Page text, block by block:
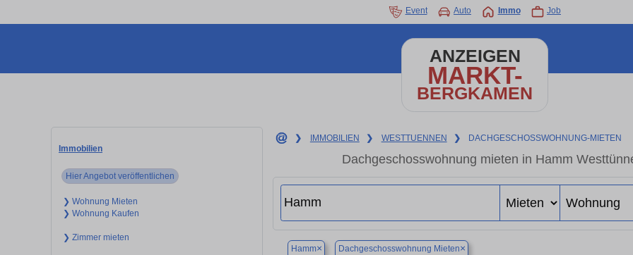
Event Auto Immo Job
ANZEIGEN
MARKT-
BERGKAMEN
Immobilien
Hier Angebot veröffentlichen
❯ Wohnung Mieten
❯ Wohnung Kaufen
❯ Zimmer mieten
❯ IMMOBILIEN ❯ WESTTUENNEN ❯ DACHGESCHOSSWOHNUNG-MIETEN
Dachgeschosswohnung mieten in Hamm
Hamm× Dachgeschosswohnung Mieten×